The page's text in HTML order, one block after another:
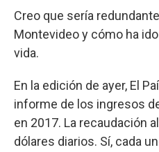
Creo que sería
Montevideo y cómo ha
vida.
En la edición de ayer, El
informe de los ingresos
en 2017. La recaudación
dólares diarios. Sí, cada